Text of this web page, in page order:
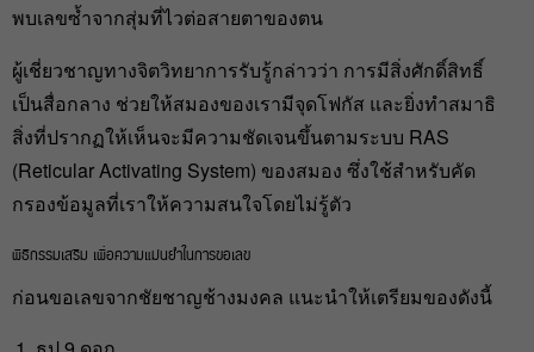
พบเลขซ้ำจากสุ่มที่ไวต่อสายตาของตน
ผู้เชี่ยวชาญทางจิตวิทยาการรับรู้กล่าวว่า การมีสิ่งศักดิ์สิทธิ์
เป็นสื่อกลาง ช่วยให้สมองของเรามีจุดโฟกัส และยิ่งทำสมาธิ
สิ่งที่ปรากฏให้เห็นจะมีความชัดเจนขึ้นตามระบบ RAS
(Reticular Activating System) ของสมอง ซึ่งใช้สำหรับคัด
กรองข้อมูลที่เราให้ความสนใจโดยไม่รู้ตัว
พิธีกรรมเสริม เพื่อความแม่นยำในการขอเลข
ก่อนขอเลขจากชัยชาญช้างมงคล แนะนำให้เตรียมของดังนี้